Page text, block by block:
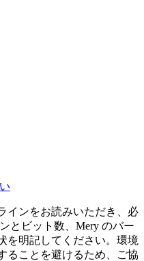
インをお読みいただき、必
とビット数、Mery のバー
を明記してください。環境
ることを避けるため、ご協